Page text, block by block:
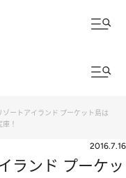
ゾートアイランド プーケット島は
！
2016.7.16
ランド プーケッ